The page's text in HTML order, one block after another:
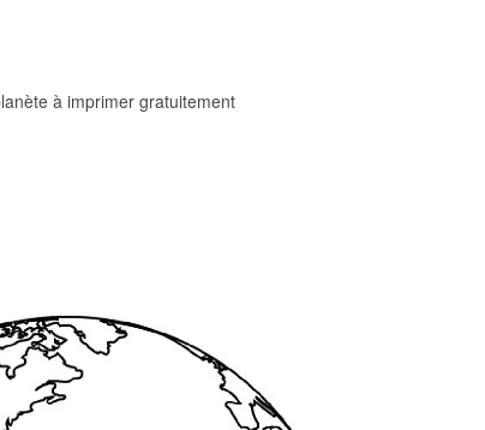
à imprimer gratuitement